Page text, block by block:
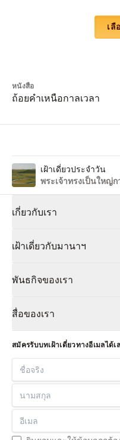
เลื
หนังสือ
ถ้อยคำเหนือกาลเวลา
เฝ้าเดี่ยวประจำวัน
พระเจ้าทรงเป็นใหญ่ก
เกี่ยวกับเรา
เรื่องราวของเรา
เฝ้าเดี่ยวกับมานาฯ
เฝ้าเดี่ยวผ่านอีเมล
พันธกิจของเรา
เปลี่ยนคุกให้เป็นสวรรค์
Mustard Seed
สื่อของเรา
มานาฯ เสียง
พักกาย พักใจ
สมัครรับบทเฝ้าเดี่ยวทางอีเมลได้เ
ชื่อจริง
นามสกุล
อีเมล